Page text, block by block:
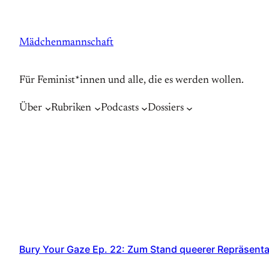
springen
Mädchenmannschaft
Für Feminist*innen und alle, die es werden wollen.
Über Rubriken Podcasts Dossiers
Bury Your Gaze Ep. 22: Zum Stand queerer